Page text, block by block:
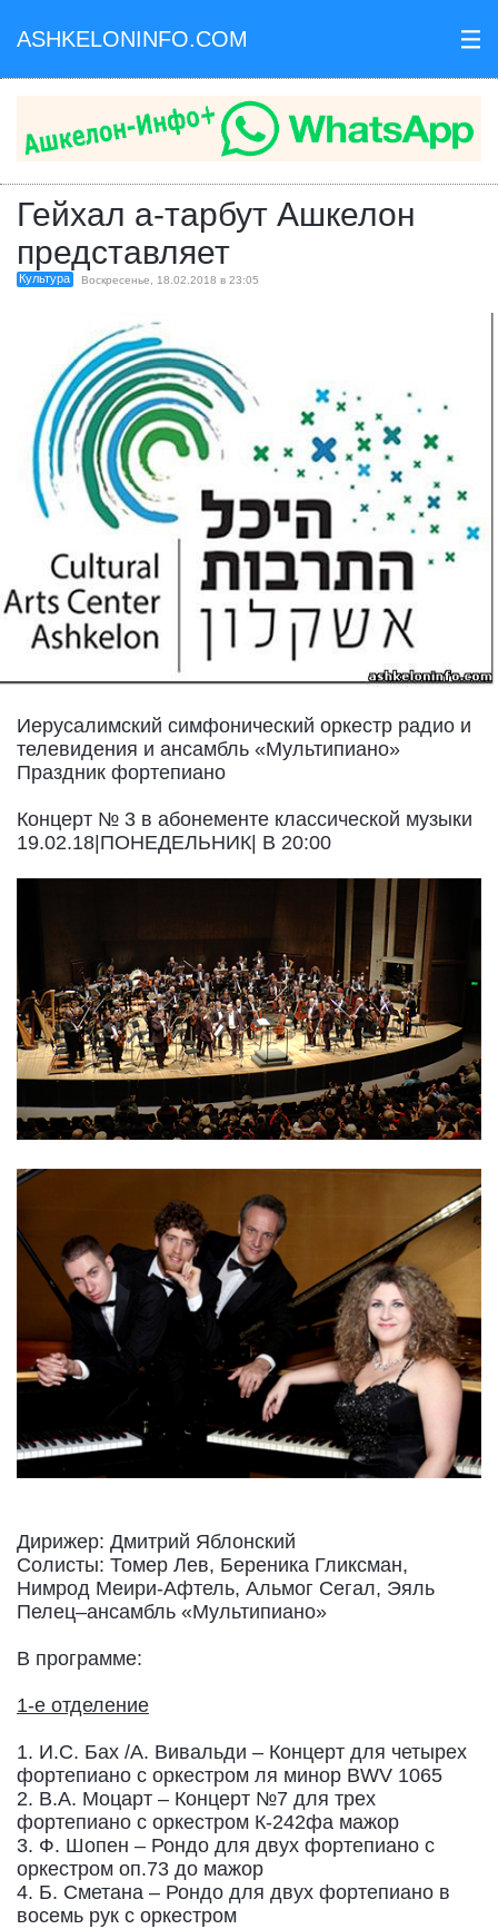
ASHKELONINFO.COM III
Гейхал а-тарбут Ашкелон
представляет
Культура Воскресенье, 18.02.2018 в 23:05
Иерусалимский симфонический оркестр радио и
телевидения и ансамбль «Мультипиано»
Праздник фортепиано
Концерт № 3 в абонементе классической музыки
19.02.18|ПОНЕДЕЛЬНИК| В 20:00
Дирижер: Дмитрий Яблонский
Солисты: Томер Лев, Береника Гликсман,
Нимрод Меири-Афтель, Альмог Сегал, Эяль
Пелец–ансамбль «Мультипиано»
В программе:
1-е отделение
1. И.С. Бах /А. Вивальди – Концерт для четырех
фортепиано с оркестром ля минор BWV 1065
2. В.А. Моцарт – Концерт №7 для трех
фортепиано с оркестром К-242фа мажор
3. Ф. Шопен – Рондо для двух фортепиано с
оркестром оп.73 до мажор
4. Б. Сметана – Рондо для двух фортепиано в
восемь рук с оркестром